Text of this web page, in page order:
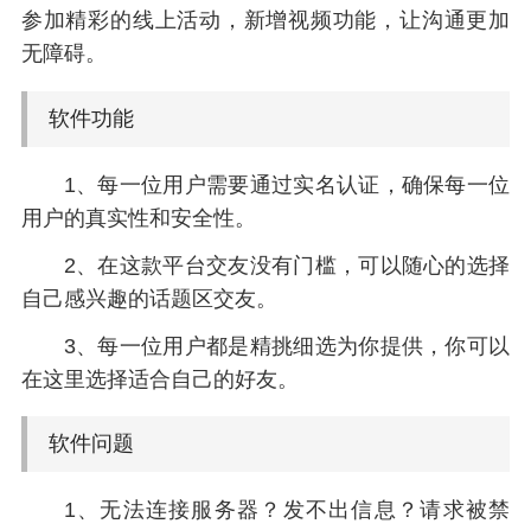
参加精彩的线上活动，新增视频功能，让沟通更加
无障碍。
软件功能
1、每一位用户需要通过实名认证，确保每一位
用户的真实性和安全性。
2、在这款平台交友没有门槛，可以随心的选择
自己感兴趣的话题区交友。
3、每一位用户都是精挑细选为你提供，你可以
在这里选择适合自己的好友。
软件问题
1、无法连接服务器？发不出信息？请求被禁